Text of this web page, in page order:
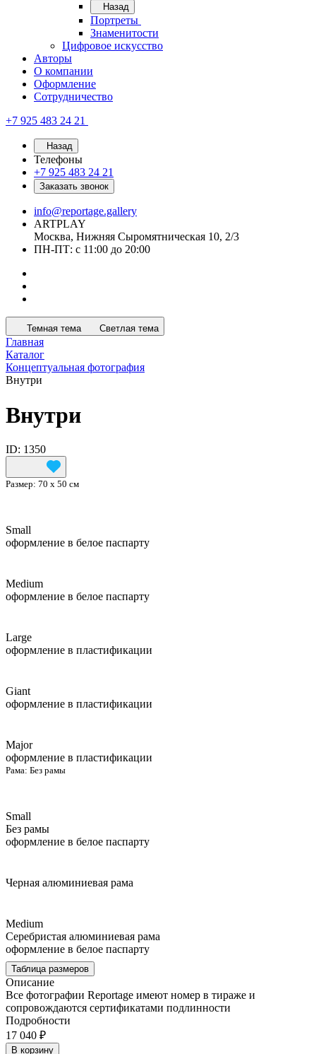
Назад
Портреты
Знаменитости
Цифровое искусство
Авторы
О компании
Оформление
Сотрудничество
+7 925 483 24 21
Назад
Телефоны
+7 925 483 24 21
Заказать звонок
info@reportage.gallery
ARTPLAY
Москва, Нижняя Сыромятническая 10, 2/3
ПН-ПТ: с 11:00 до 20:00
Темная тема Светлая тема
Главная
Каталог
Концептуальная фотография
Внутри
Внутри
ID: 1350
Размер: 70 х 50 см
Small
оформление в белое паспарту
Medium
оформление в белое паспарту
Large
оформление в пластификации
Giant
оформление в пластификации
Major
оформление в пластификации
Рама: Без рамы
Small
Без рамы
оформление в белое паспарту
Черная алюминиевая рама
Medium
Серебристая алюминиевая рама
оформление в белое паспарту
Таблица размеров
Описание
Все фотографии Reportage имеют номер в тираже и
сопровождаются сертификатами подлинности
Подробности
17 040 ₽
В корзину